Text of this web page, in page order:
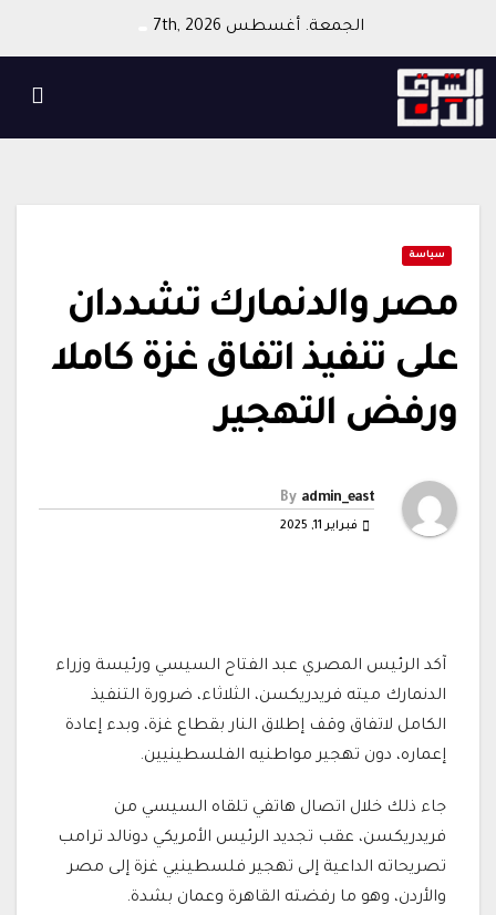
content
الجمعة. أغسطس 7th, 2026
سياسة
مصر والدنمارك تشددان
على تنفيذ اتفاق غزة كاملا
ورفض التهجير
By admin_east
فبراير 11, 2025
آكد الرئيس المصري عبد الفتاح السيسي ورئيسة وزراء
الدنمارك ميته فريدريكسن، الثلاثاء، ضرورة التنفيذ
الكامل لاتفاق وقف إطلاق النار بقطاع غزة، وبدء إعادة
إعماره، دون تهجير مواطنيه الفلسطينيين.
جاء ذلك خلال اتصال هاتفي تلقاه السيسي من
فريدريكسن، عقب تجديد الرئيس الأمريكي دونالد ترامب
تصريحاته الداعية إلى تهجير فلسطينيي غزة إلى مصر
والأردن، وهو ما رفضته القاهرة وعمان بشدة.